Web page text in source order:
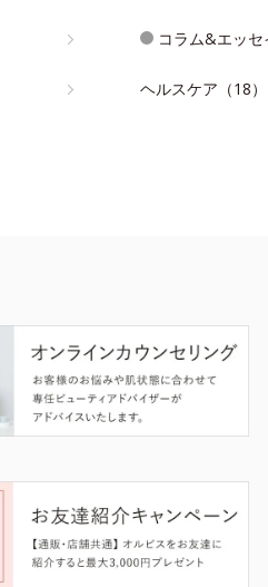
コラム&エッセ
ヘルスケア（18）